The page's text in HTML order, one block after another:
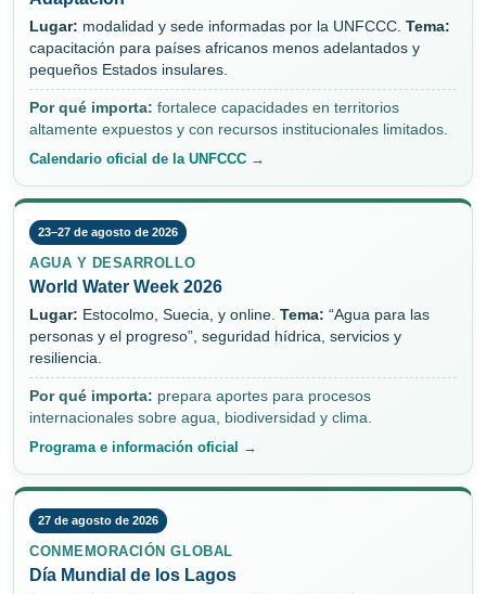
Lugar: modalidad y sede informadas por la UNFCCC. Tema:
capacitación para países africanos menos adelantados y
pequeños Estados insulares.
Por qué importa: fortalece capacidades en territorios
altamente expuestos y con recursos institucionales limitados.
Calendario oficial de la UNFCCC →
23–27 de agosto de 2026
AGUA Y DESARROLLO
World Water Week 2026
Lugar: Estocolmo, Suecia, y online. Tema: “Agua para las
personas y el progreso”, seguridad hídrica, servicios y
resiliencia.
Por qué importa: prepara aportes para procesos
internacionales sobre agua, biodiversidad y clima.
Programa e información oficial →
27 de agosto de 2026
CONMEMORACIÓN GLOBAL
Día Mundial de los Lagos